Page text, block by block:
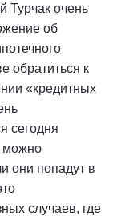
Турчак очень
об
обратиться к
«кредитных
сегодня
можно
они попадут в
случаев, где